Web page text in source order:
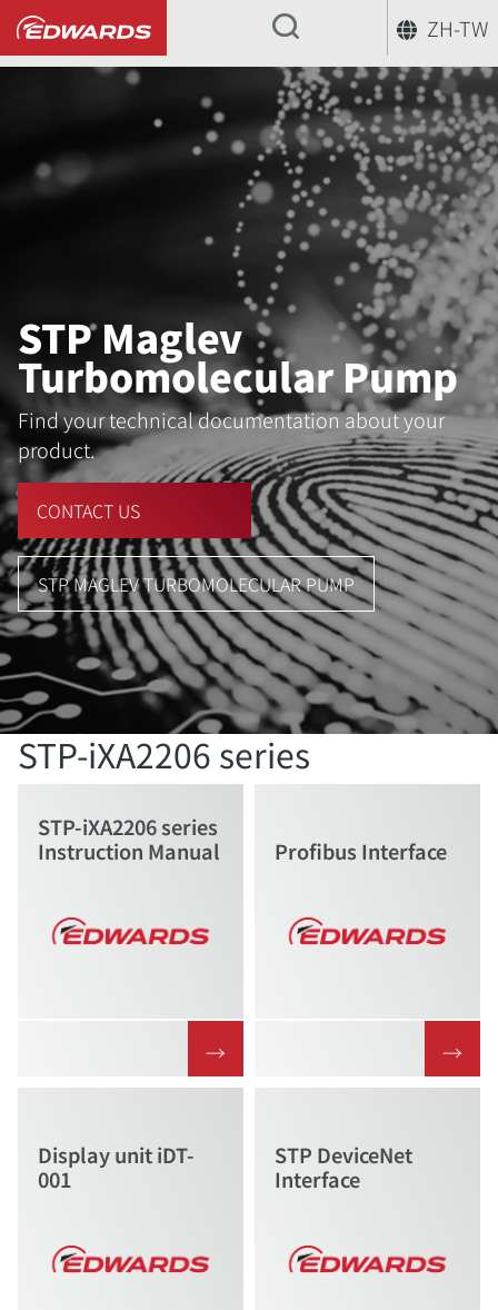
ZH-TW
...
STP Maglev
Turbomolecular Pump
Find your technical documentation about your
product.
CONTACT US
STP MAGLEV TURBOMOLECULAR PUMP
STP-iXA2206 series
STP-iXA2206 series
Instruction Manual
→
Profibus Interface
→
Display unit iDT-
001
STP DeviceNet
Interface